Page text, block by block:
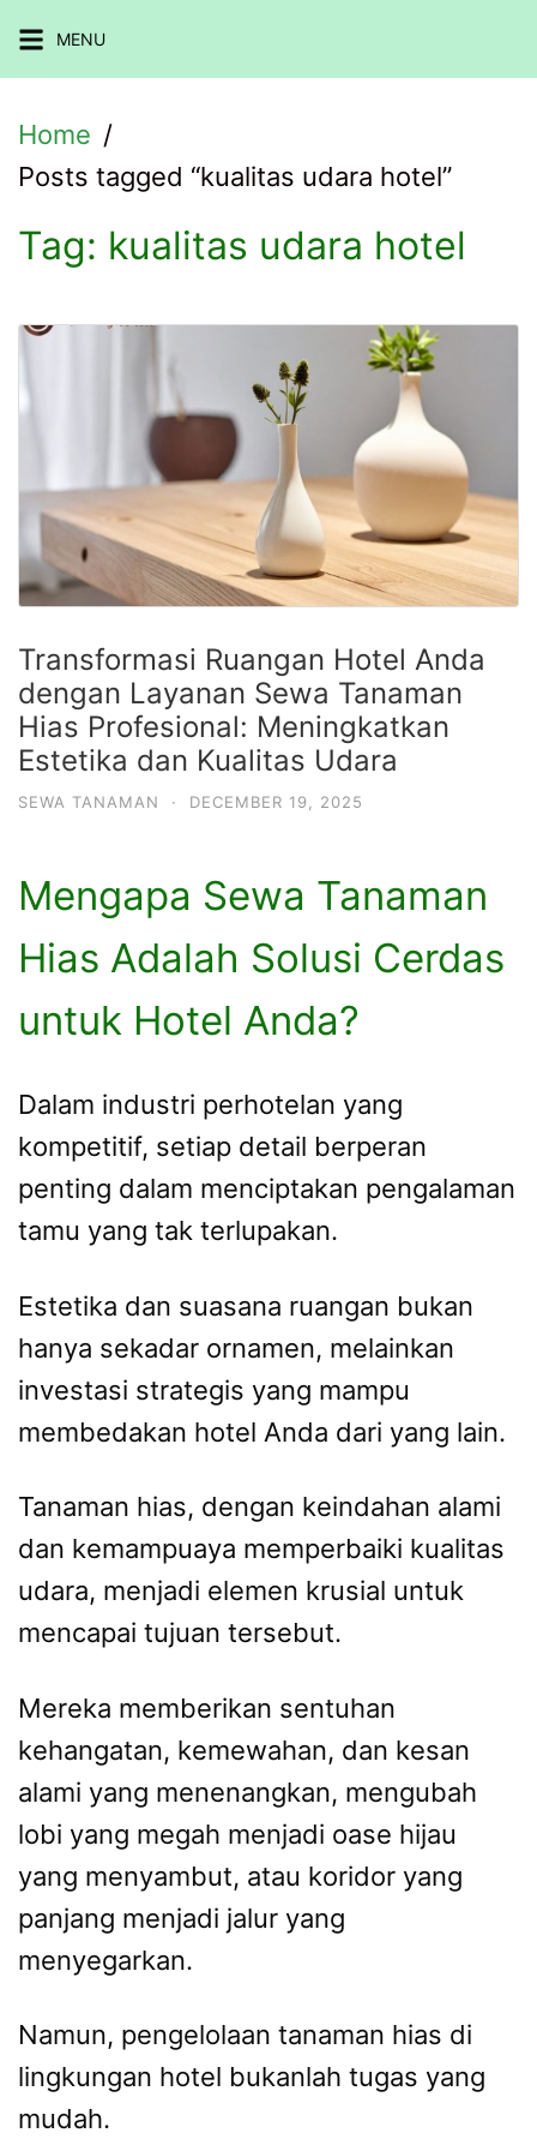
to
MENU
Home
Posts tagged “kualitas udara hotel”
Tag: kualitas udara hotel
Transformasi Ruangan Hotel Anda
dengan Layanan Sewa Tanaman
Hias Profesional: Meningkatkan
Estetika dan Kualitas Udara
SEWA TANAMAN · DECEMBER 19, 2025
Mengapa Sewa Tanaman
Hias Adalah Solusi Cerdas
untuk Hotel Anda?
Dalam industri perhotelan yang
kompetitif, setiap detail berperan
penting dalam menciptakan pengalaman
tamu yang tak terlupakan.
Estetika dan suasana ruangan bukan
hanya sekadar ornamen, melainkan
investasi strategis yang mampu
membedakan hotel Anda dari yang lain.
Tanaman hias, dengan keindahan alami
dan kemampuaya memperbaiki kualitas
udara, menjadi elemen krusial untuk
mencapai tujuan tersebut.
Mereka memberikan sentuhan
kehangatan, kemewahan, dan kesan
alami yang menenangkan, mengubah
lobi yang megah menjadi oase hijau
yang menyambut, atau koridor yang
panjang menjadi jalur yang
menyegarkan.
Namun, pengelolaan tanaman hias di
lingkungan hotel bukanlah tugas yang
mudah.